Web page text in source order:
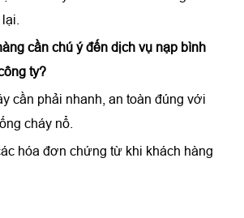
cần chú ý đến dịch vụ nạp bình
ty?
cần phải nhanh, an toàn đúng với
cháy nổ.
hóa đơn chứng từ khi khách hàng